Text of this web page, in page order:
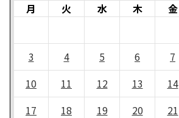
月 火 水 木 金
3
4 5 6 7
10
11 12 13 14
17
18 19 20 21